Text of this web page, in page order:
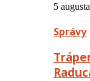
5
Správy